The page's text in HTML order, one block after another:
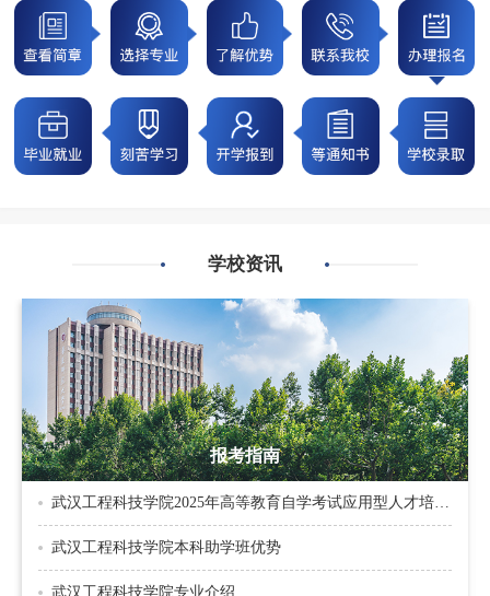
学校资讯
报考指南
武汉工程科技学院2025年高等教育自学考试应用型人才培养
招生指南
武汉工程科技学院本科助学班优势
武汉工程科技学院专业介绍